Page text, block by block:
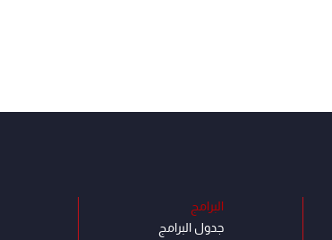
البرامج
جدول البرامج